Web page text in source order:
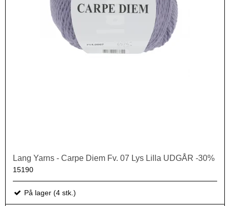
Lang Yarns - Carpe Diem Fv. 07 Lys Lilla UDGÅR -30%
15190
På lager (4 stk.)